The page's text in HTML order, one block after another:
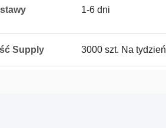
1-6 dni
Supply 3000 szt. Na tydzień